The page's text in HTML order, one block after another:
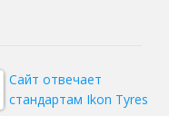
Сайт отвечает
стандартам Ikon Tyres